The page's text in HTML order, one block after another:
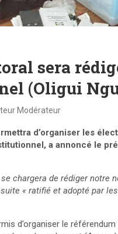
sera
(Oligui
Modérateur
d’organiser les
a annoncé le
chargera de rédiger notre
« ratifié et adopté par
d’organiser le